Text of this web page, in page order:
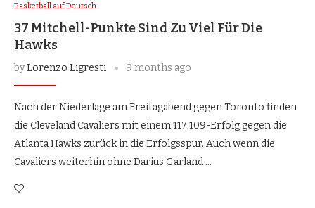
Basketball auf Deutsch
37 Mitchell-Punkte Sind Zu Viel Für Die
Hawks
byLorenzo Ligresti 9 months ago
Nach der Niederlage am Freitagabend gegen Toronto finden
die Cleveland Cavaliers mit einem 117:109-Erfolg gegen die
Atlanta Hawks zurück in die Erfolgsspur. Auch wenn die
Cavaliers weiterhin ohne Darius Garland …